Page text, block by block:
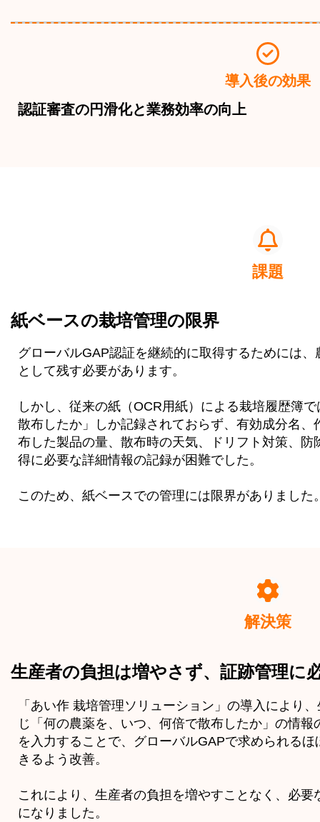
導入後の効果
認証審査の円滑化と業務効率の向上
課題
紙ベースの栽培管理の限界
グローバルGAP認証を継続的に取得するためには
として残す必要があります。
しかし、従来の紙（OCR用紙）による栽培履歴簿
散布したか」しか記録されておらず、有効成分名
布した製品の量、散布時の天気、ドリフト対策、
得に必要な詳細情報の記録が困難でした。
このため、紙ベースでの管理には限界がありました
解決策
生産者の負担は増やさず、証跡管理に
「あい作 栽培管理ソリューション」の導入により
じ「何の農薬を、いつ、何倍で散布したか」の情
を入力することで、グローバルGAPで求められる
きるよう改善。
これにより、生産者の負担を増やすことなく、必
になりました。